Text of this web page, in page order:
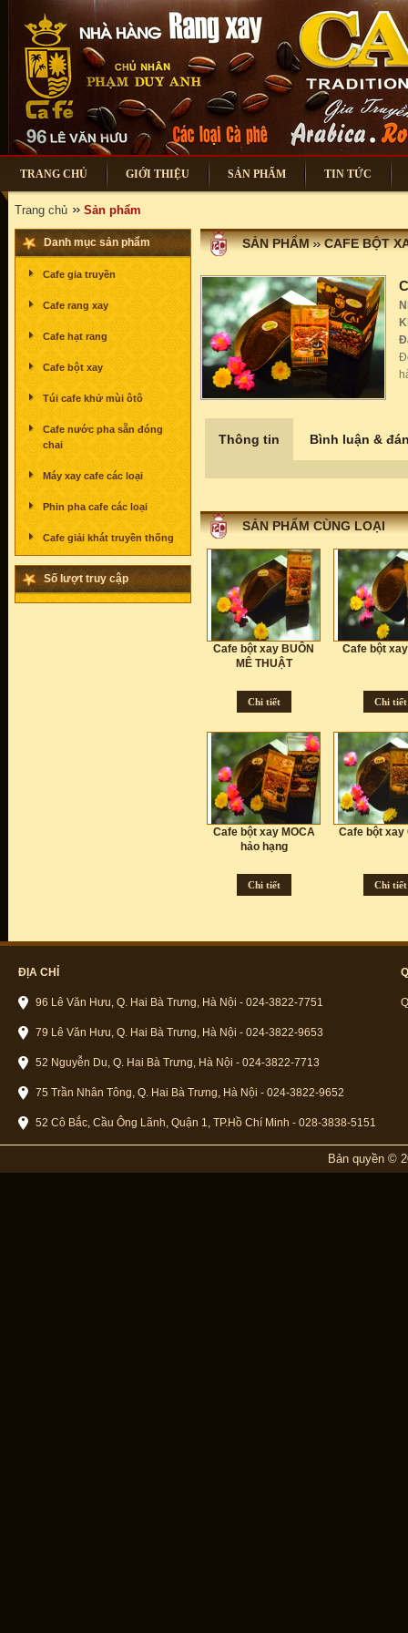
TRANG CHỦ GIỚI THIỆU SẢN PHẨM TIN TỨC
Trang chủ Sản phẩm
Danh mục sản phẩm
Cafe gia truyền
Cafe rang xay
Cafe hạt rang
Cafe bột xay
Túi cafe khử mùi ôtô
Cafe nước pha sẵn đóng
chai
Máy xay cafe các loại
Phin pha cafe các loại
Cafe giải khát truyền thống
Số lượt truy cập
SẢN PHẨM CAFE BỘT
Thông tin Bình luận &
SẢN PHẨM CÙNG LOẠI
Cafe bột xay BUÔN
MÊ THUẬT
Chi tiết
Cafe bột
Chi tiết
Cafe bột xay MOCA
hảo hạng
Chi tiết
Cafe bột xay
Chi tiết
ĐỊA CHỈ
96 Lê Văn Hưu, Q. Hai Bà Trưng, Hà Nội - 024-3822-7751
79 Lê Văn Hưu, Q. Hai Bà Trưng, Hà Nội - 024-3822-9653
52 Nguyễn Du, Q. Hai Bà Trưng, Hà Nội - 024-3822-7713
75 Trần Nhân Tông, Q. Hai Bà Trưng, Hà Nội - 024-3822-9652
52 Cô Bắc, Cầu Ông Lãnh, Quận 1, TP.Hồ Chí Minh - 028-3838-5151
Bản quyền ©